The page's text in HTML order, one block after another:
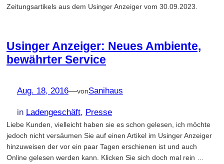
Zeitungsartikels aus dem Usinger Anzeiger vom 30.09.2023.
Usinger Anzeiger: Neues Ambiente,
bewährter Service
Aug. 18, 2016—vonSanihaus
in Ladengeschäft, Presse
Liebe Kunden, vielleicht haben sie es schon gelesen, ich möchte
jedoch nicht versäumen Sie auf einen Artikel im Usinger Anzeiger
hinzuweisen der vor ein paar Tagen erschienen ist und auch
Online gelesen werden kann. Klicken Sie sich doch mal rein …